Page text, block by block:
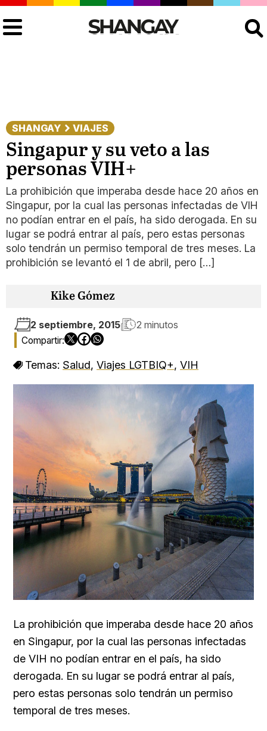
SHANGAY VIAJES
Singapur y su veto a las
personas VIH+
La prohibición que imperaba desde hace 20 años en
Singapur, por la cual las personas infectadas de VIH
no podían entrar en el país, ha sido derogada. En su
lugar se podrá entrar al país, pero estas personas
solo tendrán un permiso temporal de tres meses. La
prohibición se levantó el 1 de abril, pero […]
Kike Gómez
2 septiembre, 2015 2 minutos
Temas: Salud, Viajes LGTBIQ+, VIH
La prohibición que imperaba desde hace 20 años
en Singapur, por la cual las personas infectadas
de VIH no podían entrar en el país, ha sido
derogada. En su lugar se podrá entrar al país,
pero estas personas solo tendrán un permiso
temporal de tres meses.